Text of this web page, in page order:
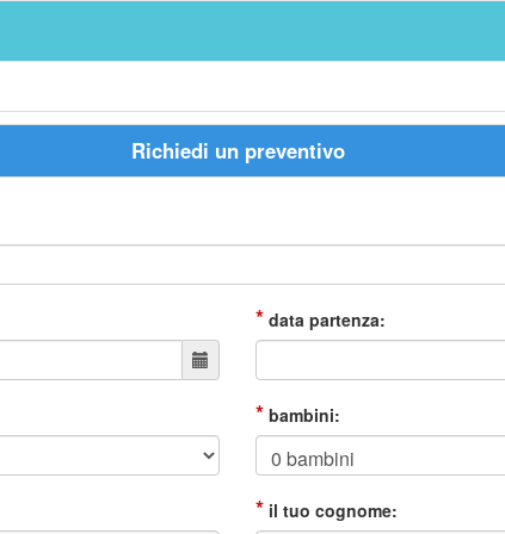
Richiedi un preventivo
* data partenza:
* bambini:
* il tuo cognome: